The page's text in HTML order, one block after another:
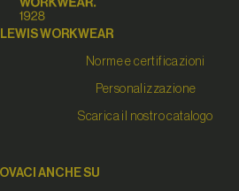
LEWIS WORKWEAR
Norme e certificazioni
Personalizzazione
Scarica il nostro catalogo
ANCHE SU